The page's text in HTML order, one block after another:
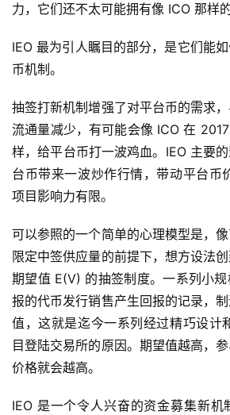
力，它们还不太可能拥有像 ICO 那样
IEO 最为引人瞩目的部分，是它们能
币机制。
抽签打新机制增强了对平台币的需求
流通量减少，有可能会像 ICO 在
样，给平台币打一波鸡血。IEO 主要
台币带来一波炒作行情，带动平台币
项目影响力有限。
可以参照的一个简单的心理模型是，
限定中签供应量的前提下，想方设法
期望值 E(V) 的抽签制度。一系列小
报的代币发行销售产生回报的记录，
值，这就是迄今一系列经过精巧设计
目登陆交易所的原因。期望值越高，
价格就会越高。
IEO 是一个令人兴奋的资金募集新机